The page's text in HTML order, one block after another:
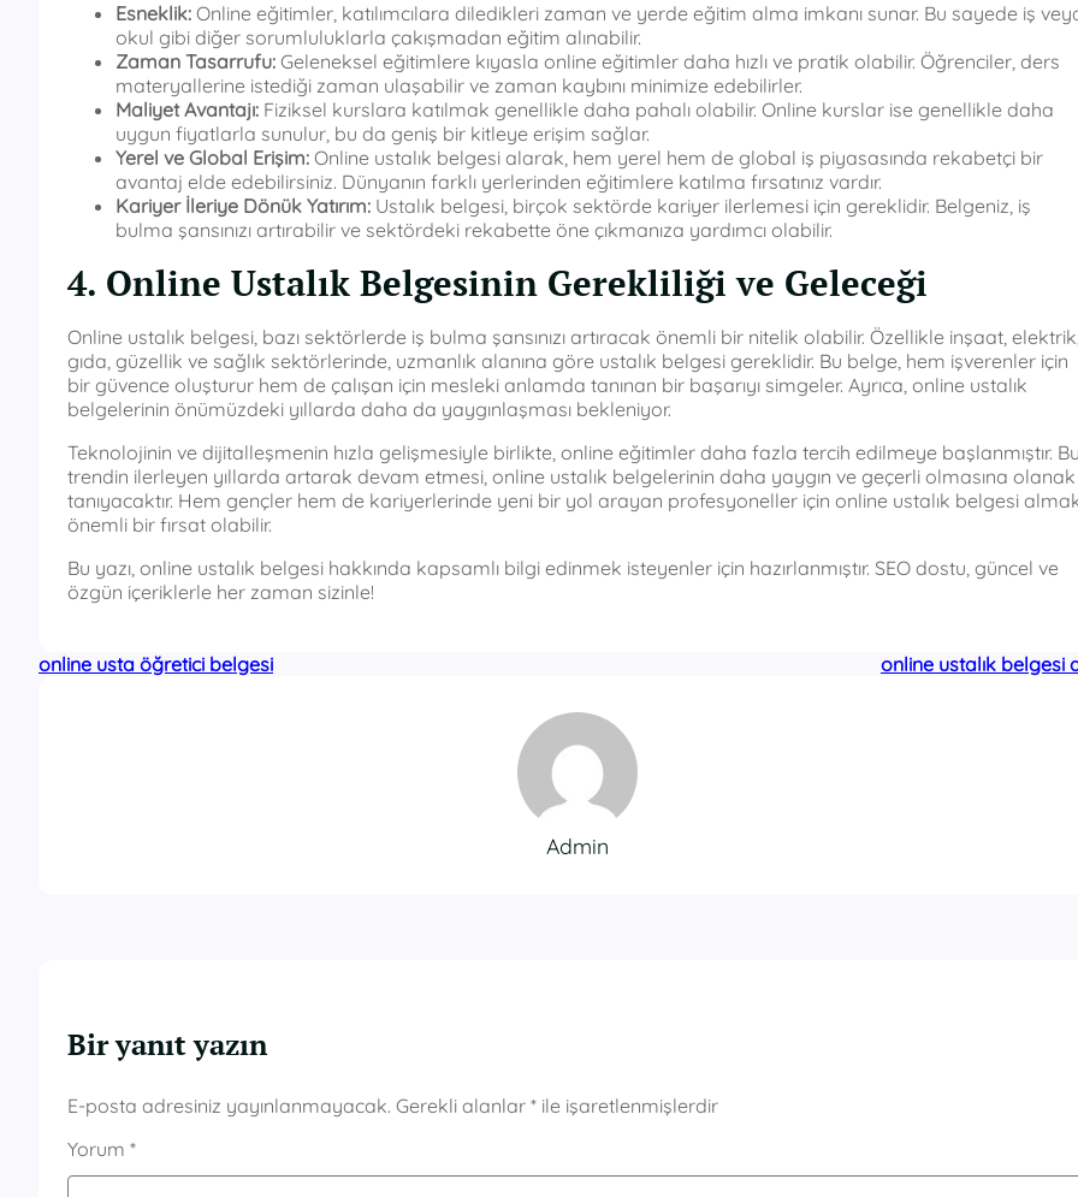
Esneklik: Online eğitimler, katılımcılara diledikleri zaman ve yerde eğitim alma imkanı sunar. Bu sayede iş
okul gibi diğer sorumluluklarla çakışmadan eğitim alınabilir.
Zaman Tasarrufu: Geleneksel eğitimlere kıyasla online eğitimler daha hızlı ve pratik olabilir. Öğrenciler, ders
materyallerine istediği zaman ulaşabilir ve zaman kaybını minimize edebilirler.
Maliyet Avantajı: Fiziksel kurslara katılmak genellikle daha pahalı olabilir. Online kurslar ise genellikle daha
uygun fiyatlarla sunulur, bu da geniş bir kitleye erişim sağlar.
Yerel ve Global Erişim: Online ustalık belgesi alarak, hem yerel hem de global iş piyasasında rekabetçi bir
avantaj elde edebilirsiniz. Dünyanın farklı yerlerinden eğitimlere katılma fırsatınız vardır.
Kariyer İleriye Dönük Yatırım: Ustalık belgesi, birçok sektörde kariyer ilerlemesi için gereklidir. Belgeniz, iş
bulma şansınızı artırabilir ve sektördeki rekabette öne çıkmanıza yardımcı olabilir.
4. Online Ustalık Belgesinin Gerekliliği ve Geleceği
Online ustalık belgesi, bazı sektörlerde iş bulma şansınızı artıracak önemli bir nitelik olabilir. Özellikle inşaat,
gıda, güzellik ve sağlık sektörlerinde, uzmanlık alanına göre ustalık belgesi gereklidir. Bu belge, hem işverenler için
bir güvence oluşturur hem de çalışan için mesleki anlamda tanınan bir başarıyı simgeler. Ayrıca, online ustalık
belgelerinin önümüzdeki yıllarda daha da yaygınlaşması bekleniyor.
Teknolojinin ve dijitalleşmenin hızla gelişmesiyle birlikte, online eğitimler daha fazla tercih edilmeye başlanmıştır. Bu
trendin ilerleyen yıllarda artarak devam etmesi, online ustalık belgelerinin daha yaygın ve geçerli olmasına olanak
tanıyacaktır. Hem gençler hem de kariyerlerinde yeni bir yol arayan profesyoneller için online ustalık belgesi
önemli bir fırsat olabilir.
Bu yazı, online ustalık belgesi hakkında kapsamlı bilgi edinmek isteyenler için hazırlanmıştır. SEO dostu, güncel ve
özgün içeriklerle her zaman sizinle!
online usta öğretici belgesi online ustalık belgesi
Admin
Bir yanıt yazın
E-posta adresiniz yayınlanmayacak. Gerekli alanlar * ile işaretlenmişlerdir
Yorum *